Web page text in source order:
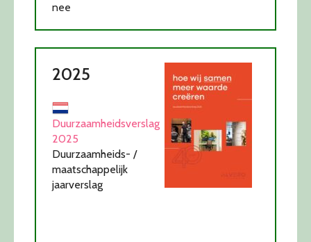
nee
2025
Duurzaamheidsverslag
2025
Duurzaamheids- /
maatschappelijk
jaarverslag